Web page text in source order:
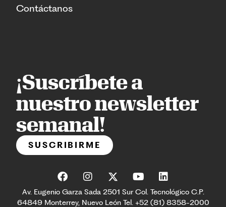
Contáctanos
¡Suscríbete a
nuestro newsletter
semanal!
SUSCRIBIRME
Av. Eugenio Garza Sada 2501 Sur Col. Tecnológico C.P.
64849 Monterrey, Nuevo León Tel. +52 (81) 8358-2000